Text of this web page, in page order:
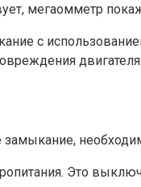
мегаомметр
с
двигателя.
Это